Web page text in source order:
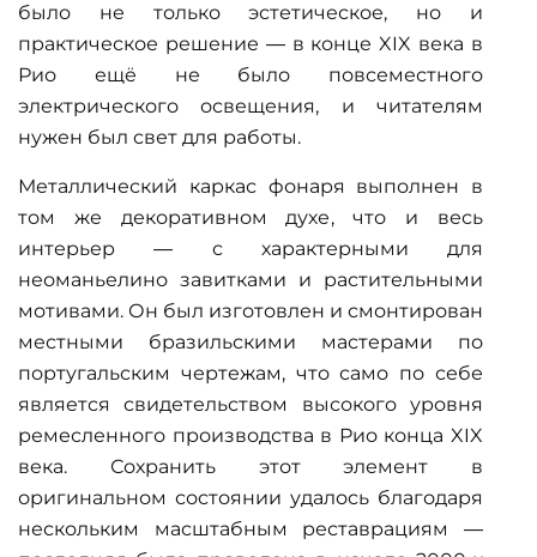
было не только эстетическое, но и
практическое решение — в конце XIX века в
Рио ещё не было повсеместного
электрического освещения, и читателям
нужен был свет для работы.
Металлический каркас фонаря выполнен в
том же декоративном духе, что и весь
интерьер — с характерными для
неоманьелино завитками и растительными
мотивами. Он был изготовлен и смонтирован
местными бразильскими мастерами по
португальским чертежам, что само по себе
является свидетельством высокого уровня
ремесленного производства в Рио конца XIX
века. Сохранить этот элемент в
оригинальном состоянии удалось благодаря
нескольким масштабным реставрациям —